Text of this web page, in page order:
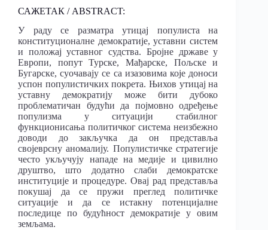
САЖЕТАК / ABSTRACT:
У раду се разматра утицај популиста на
конституционалне демократије, уставни систем
и положај уставног судства. Бројне државе у
Европи, попут Турске, Мађарске, Пољске и
Бугарске, суочавају се са изазовима које доноси
успон популистичких покрета. Њихов утицај на
уставну демократију може бити дубоко
проблематичан будући да појмовно одређење
популизма у ситуацији стабилног
функционисања политичког система неизбежно
доводи до закључка да он представља
својеврсну аномалију. Популистичке стратегије
често укључују нападе на медије и цивилно
друштво, што додатно слаби демократске
институције и процедуре. Овај рад представља
покушај да се пружи преглед политичке
ситуације и да се истакну потенцијалне
последице по будућност демократије у овим
земљама.